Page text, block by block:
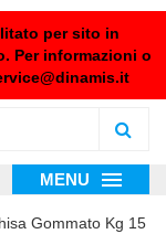
per sito in
Per informazioni o
MENU
Gommato Kg 15